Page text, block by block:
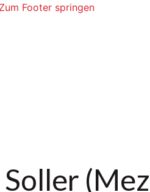
Zum Footer springen